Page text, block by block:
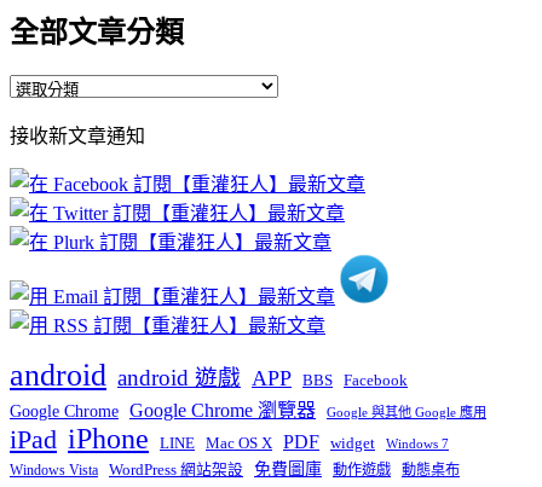
全部文章分類
全
文
章
分
類
接收新文章通知
android android 遊戲 APP BBS Facebook
Google Chrome Google Chrome 瀏覽器 Google 與其他 Google 應用
iPad iPhone LINE Mac OS X PDF widget Windows 7
Windows Vista WordPress 網站架設 免費圖庫 動作遊戲 動態桌布